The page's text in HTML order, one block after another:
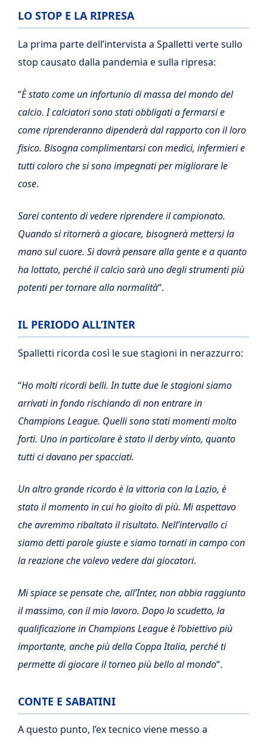
LO STOP E LA RIPRESA
La prima parte dell’intervista a Spalletti verte sullo
stop causato dalla pandemia e sulla ripresa:
“È stato come un infortunio di massa del mondo del
calcio. I calciatori sono stati obbligati a fermarsi e
come riprenderanno dipenderà dal rapporto con il loro
fisico. Bisogna complimentarsi con medici, infermieri e
tutti coloro che si sono impegnati per migliorare le
cose.
Sarei contento di vedere riprendere il campionato.
Quando si ritornerà a giocare, bisognerà mettersi la
mano sul cuore. Si dovrà pensare alla gente e a quanto
ha lottato, perché il calcio sarà uno degli strumenti più
potenti per tornare alla normalità“.
IL PERIODO ALL’INTER
Spalletti ricorda così le sue stagioni in nerazzurro:
“Ho molti ricordi belli. In tutte due le stagioni siamo
arrivati in fondo rischiando di non entrare in
Champions League. Quelli sono stati momenti molto
forti. Uno in particolare è stato il derby vinto, quanto
tutti ci davano per spacciati.
Un altro grande ricordo è la vittoria con la Lazio, è
stato il momento in cui ho gioito di più. Mi aspettavo
che avremmo ribaltato il risultato. Nell’intervallo ci
siamo detti parole giuste e siamo tornati in campo con
la reazione che volevo vedere dai giocatori.
Mi spiace se pensate che, all’Inter, non abbia raggiunto
il massimo, con il mio lavoro. Dopo lo scudetto, la
qualificazione in Champions League è l’obiettivo più
importante, anche più della Coppa Italia, perché ti
permette di giocare il torneo più bello al mondo“.
CONTE E SABATINI
A questo punto, l’ex tecnico viene messo a